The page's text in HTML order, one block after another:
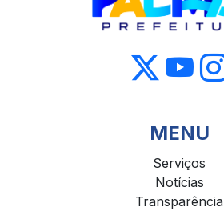
MENU
Serviços
Notícias
Transparência